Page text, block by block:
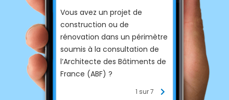
Vous avez un projet de
construction ou de
rénovation dans un périmètre
soumis à la consultation de
l’Architecte des Bâtiments de
France (ABF) ?
1 sur 7